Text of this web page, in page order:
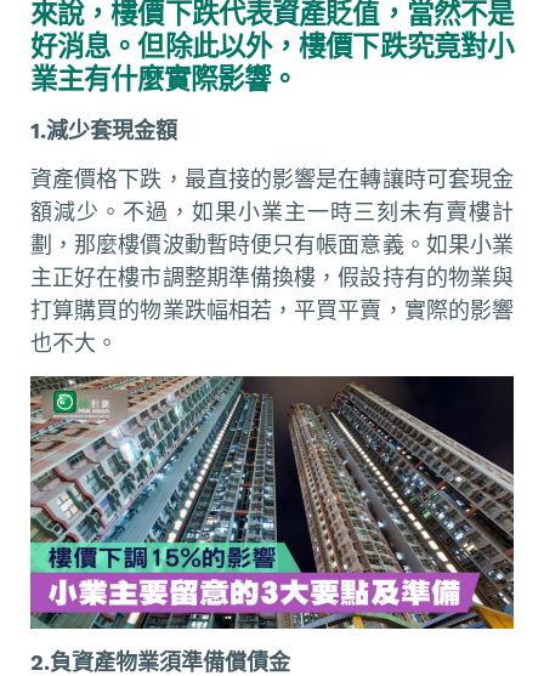
o
o
k
A
p
p
t
i
n
k
r
a
m
來說，樓價下跌代表資產貶值，當然不是
好消息。但除此以外，樓價下跌究竟對小
業主有什麼實際影響。
1.減少套現金額
資產價格下跌，最直接的影響是在轉讓時可套現金
額減少。不過，如果小業主一時三刻未有賣樓計
劃，那麼樓價波動暫時便只有帳面意義。如果小業
主正好在樓市調整期準備換樓，假設持有的物業與
打算購買的物業跌幅相若，平買平賣，實際的影響
也不大。
2.負資產物業須準備償債金